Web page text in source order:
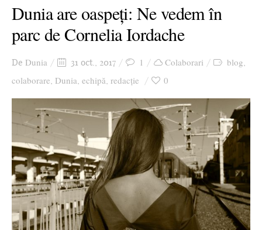
Dunia are oaspeți: Ne vedem în
parc de Cornelia Iordache
De Dunia 31 oct., 2017 1 Colaborari blog
colaborare Dunia echipă redacție 0